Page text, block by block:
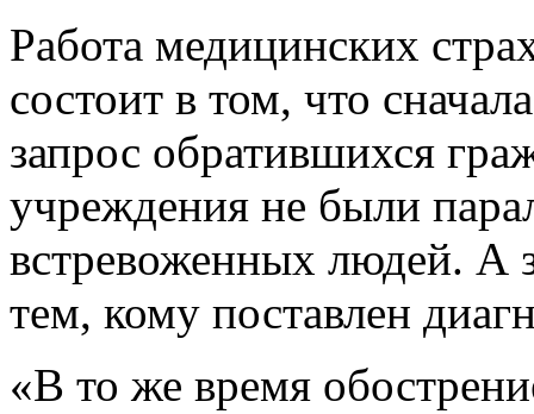
Работа медицинских
состоит в том, что
запрос обратившихся
учреждения не были
встревоженных людей. А
тем, кому поставлен
«В то же время